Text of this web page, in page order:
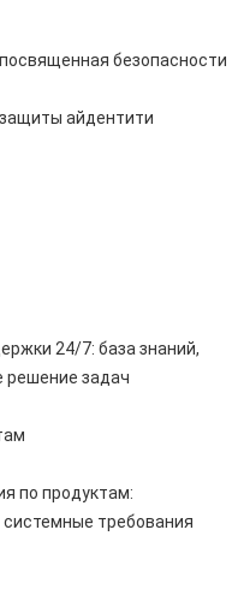
безопасности
айдентити
24/7: база знаний,
решение задач
по продуктам:
системные требования